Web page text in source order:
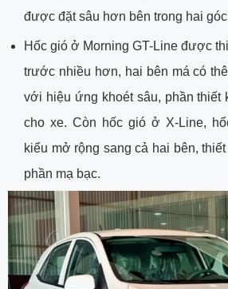
được đặt sâu hơn bên trong hai
Hốc gió ở Morning GT-Line được
trước nhiều hơn, hai bên má có
với hiệu ứng khoét sâu, phần thiết
cho xe. Còn hốc gió ở X-Line,
kiểu mở rộng sang cả hai bên,
phần mạ bạc.